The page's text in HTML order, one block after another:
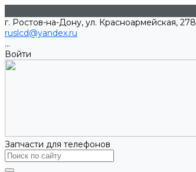
г. Ростов-на-Дону, ул. Красноармейская, 278
ruslcd@yandex.ru
...
Войти
Запчасти для телефонов